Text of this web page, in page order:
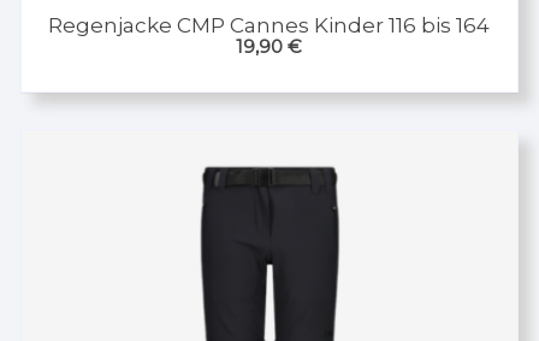
Regenjacke CMP Cannes Kinder 116 bis 164
19,90€